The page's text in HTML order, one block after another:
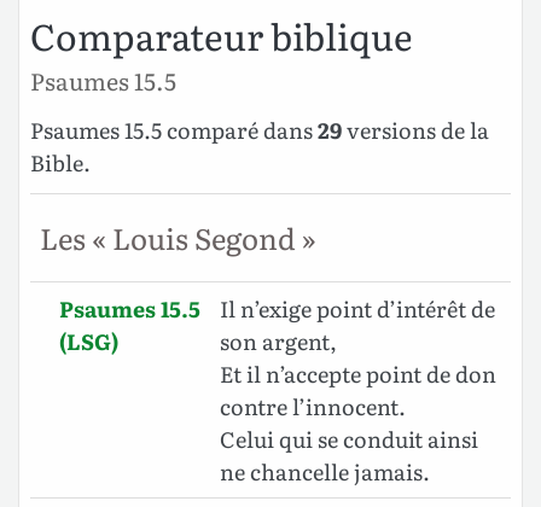
Comparateur biblique
Psaumes 15.5
Psaumes 15.5 comparé dans29versions de la
Bible.
Les « Louis Segond »
Psaumes 15.5
(LSG)
Il n’exige point d’intérêt de
son argent,
Et il n’accepte point de don
contre l’innocent.
Celui qui se conduit ainsi
ne chancelle jamais.